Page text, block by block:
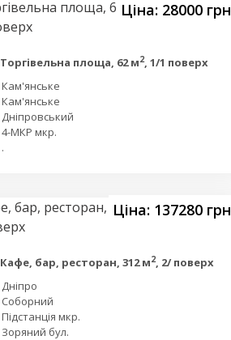
Ціна: 28000 грн
Торгівельна площа, 62 м2, 1/1 поверх
Кам'янське
Кам'янське
Дніпровський
4-МКР мкр.
.
Ціна: 137280 грн
Кафе, бар, ресторан, 312 м2, 2/ поверх
Дніпро
Соборний
Підстанція мкр.
Зоряний бул.